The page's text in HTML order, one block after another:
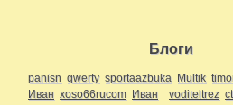
Блоги
panisn qwerty sportaazbuka Multik
Иван xoso66rucom Иван voditeltrez